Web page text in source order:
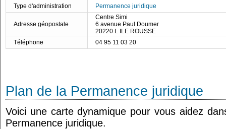
Type d'administration
Permanence juridique
Adresse géopostale
Centre Simi
6 avenue Paul Doumer
20220 L ILE ROUSSE
Téléphone
04 95 11 03 20
Plan de la Permanence juridique
Voici une carte dynamique pour vous aidez
Permanence juridique.